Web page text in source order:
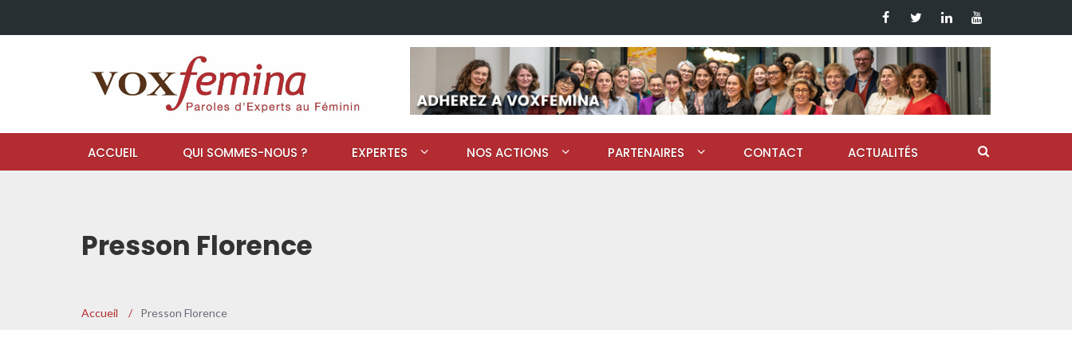
ACCUEIL QUI SOMMES-NOUS ? EXPERTES NOS ACTIONS PARTENAIRES CONTACT ACTUALITÉS
Presson Florence
Accueil / Presson Florence